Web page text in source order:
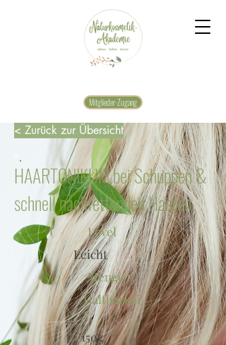
Mitglieder-Zugang
< Zurück zur Übersicht
HAARTONIKUM bei Schuppen &
schnell nachfettenden Haaren
Level
Leicht
Menge
Haltbarkei
t
150g